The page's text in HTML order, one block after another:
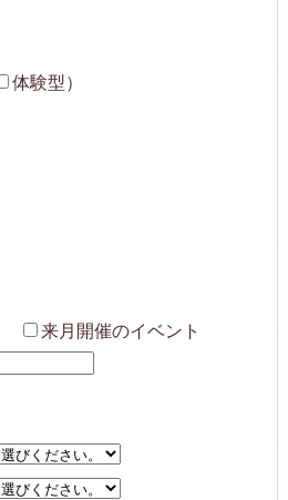
体験型）
来月開催のイベント